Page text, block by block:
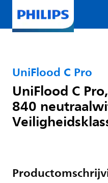
UniFlood C Pro
UniFlood C
840